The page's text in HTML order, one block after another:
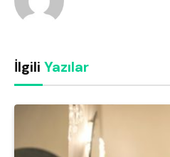
İlgili Yazılar